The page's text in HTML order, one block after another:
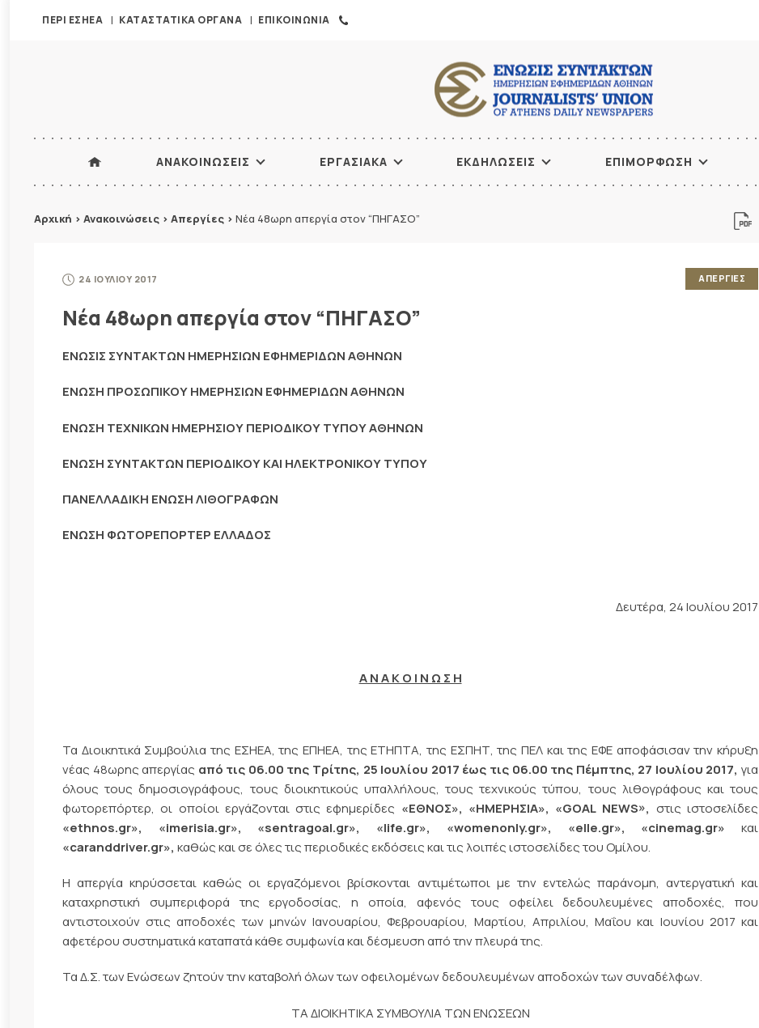
ΠΕΡΙ ΕΣΗΕΑ ΚΑΤΑΣΤΑΤΙΚΑ ΟΡΓΑΝΑ ΕΠΙΚΟΙΝΩΝΙΑ
ΑΝΑΚΟΙΝΩΣΕΙΣ ΕΡΓΑΣΙΑΚΑ ΕΚΔΗΛΩΣΕΙΣ ΕΠΙΜΟΡΦΩΣΗ
Αρχική > Ανακοινώσεις > Απεργίες > Νέα 48ωρη απεργία στον “ΠΗΓΑΣΟ”
24 ΙΟΥΛΙΟΥ 2017 ΑΠΕΡΓΙΕΣ
Νέα 48ωρη απεργία στον “ΠΗΓΑΣΟ”
ΕΝΩΣΙΣ ΣΥΝΤΑΚΤΩΝ ΗΜΕΡΗΣΙΩΝ ΕΦΗΜΕΡΙΔΩΝ ΑΘΗΝΩΝ
ΕΝΩΣΗ ΠΡΟΣΩΠΙΚΟΥ ΗΜΕΡΗΣΙΩΝ ΕΦΗΜΕΡΙΔΩΝ ΑΘΗΝΩΝ
ΕΝΩΣΗ ΤΕΧΝΙΚΩΝ ΗΜΕΡΗΣΙΟΥ ΠΕΡΙΟΔΙΚΟΥ ΤΥΠΟΥ ΑΘΗΝΩΝ
ΕΝΩΣΗ ΣΥΝΤΑΚΤΩΝ ΠΕΡΙΟΔΙΚΟΥ ΚΑΙ ΗΛΕΚΤΡΟΝΙΚΟΥ ΤΥΠΟΥ
ΠΑΝΕΛΛΑΔΙΚΗ ΕΝΩΣΗ ΛΙΘΟΓΡΑΦΩΝ
ΕΝΩΣΗ ΦΩΤΟΡΕΠΟΡΤΕΡ ΕΛΛΑΔΟΣ
Δευτέρα, 24 Ιουλίου 2017
Α Ν Α Κ Ο Ι Ν Ω Σ Η
Τα Διοικητικά Συμβούλια της ΕΣΗΕΑ, της ΕΠΗΕΑ, της ΕΤΗΠΤΑ, της ΕΣΠΗΤ, της ΠΕΛ και της ΕΦΕ αποφάσισαν την κήρυξη
νέας 48ωρης απεργίας από τις 06.00 της Τρίτης, 25 Ιουλίου 2017 έως τις 06.00 της Πέμπτης, 27 Ιουλίου 2017,για
όλους τους δημοσιογράφους, τους διοικητικούς υπαλλήλους, τους τεχνικούς τύπου, τους λιθογράφους και τους
φωτορεπόρτερ, οι οποίοι εργάζονται στις εφημερίδες «ΕΘΝΟΣ», «ΗΜΕΡΗΣΙΑ», «GOAL NEWS», στις ιστοσελίδες
«ethnos.gr», «imerisia.gr», «sentragoal.gr», «life.gr», «womenonly.gr», «elle.gr», «cinemag.gr»και
«caranddriver.gr», καθώς και σε όλες τις περιοδικές εκδόσεις και τις λοιπές ιστοσελίδες του Ομίλου.
Η απεργία κηρύσσεται καθώς οι εργαζόμενοι βρίσκονται αντιμέτωποι με την εντελώς παράνομη, αντεργατική και
καταχρηστική συμπεριφορά της εργοδοσίας, η οποία, αφενός τους οφείλει δεδουλευμένες αποδοχές, που
αντιστοιχούν στις αποδοχές των μηνών Ιανουαρίου, Φεβρουαρίου, Μαρτίου, Απριλίου, Μαΐου και Ιουνίου 2017 και
αφετέρου συστηματικά καταπατά κάθε συμφωνία και δέσμευση από την πλευρά της.
Τα Δ.Σ. των Ενώσεων ζητούν την καταβολή όλων των οφειλομένων δεδουλευμένων αποδοχών των συναδέλφων.
ΤΑ ΔΙΟΙΚΗΤΙΚΑ ΣΥΜΒΟΥΛΙΑ ΤΩΝ ΕΝΩΣΕΩΝ